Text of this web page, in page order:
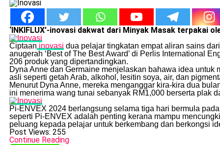
‘INKIFLUX’-inovasi dakwat dari Minyak Masak terpakai
Ciptaan inovasi dua pelajar tingkatan empat aliran sains
anugerah ‘Best of The Best Award’ di Perlis International
206 produk yang dipertandingkan.
Dyna Anne dan Germaine menjelaskan bahawa idea
asli seperti getah Arab, alkohol, lesitin soya, air, dan
Menurut Dyna Anne, mereka menganggar kira-kira dua
ini menerima wang tunai sebanyak RM1,000 berserta plak
Pi-ENVEX 2024 berlangsung selama tiga hari bermula
seperti Pi-ENVEX adalah penting kerana mampu
peluang kepada pelajar untuk berkembang dan berkongsi
Post Views: 255
Continue Reading